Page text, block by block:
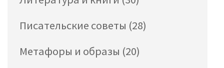
Писательские советы (28)
Метафоры и образы (20)